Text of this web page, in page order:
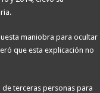
maniobra para ocultar
que esta explicación no
de terceras personas para